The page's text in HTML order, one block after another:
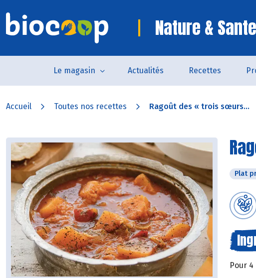
Nature & Sante
Le magasin Actualités Recettes
Accueil Toutes nos recettes Ragoût des « trois sœurs...
Plat
Pour